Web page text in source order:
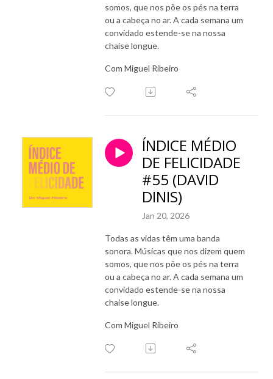
somos, que nos põe os pés na terra
ou a cabeça no ar. A cada semana um
convidado estende-se na nossa
chaise longue.
Com Miguel Ribeiro
ÍNDICE MÉDIO
DE FELICIDADE
#55 (DAVID
DINIS)
Jan 20, 2026
Todas as vidas têm uma banda
sonora. Músicas que nos dizem quem
somos, que nos põe os pés na terra
ou a cabeça no ar. A cada semana um
convidado estende-se na nossa
chaise longue.
Com Miguel Ribeiro